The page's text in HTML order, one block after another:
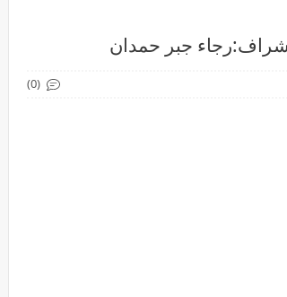
جبر حمدان
(0)